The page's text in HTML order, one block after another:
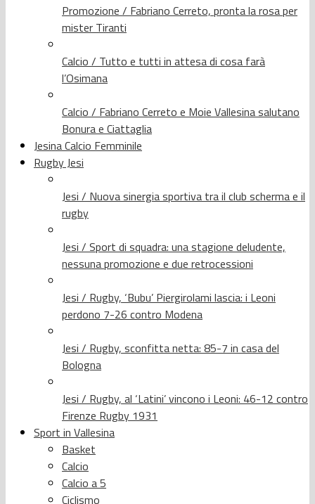
Promozione / Fabriano Cerreto, pronta la rosa per
mister Tiranti
Calcio / Tutto e tutti in attesa di cosa farà
l’Osimana
Calcio / Fabriano Cerreto e Moie Vallesina salutano
Bonura e Ciattaglia
Jesina Calcio Femminile
Rugby Jesi
Jesi / Nuova sinergia sportiva tra il club scherma e il
rugby
Jesi / Sport di squadra: una stagione deludente,
nessuna promozione e due retrocessioni
Jesi / Rugby, ‘Bubu’ Piergirolami lascia: i Leoni
perdono 7-26 contro Modena
Jesi / Rugby, sconfitta netta: 85-7 in casa del
Bologna
Jesi / Rugby, al ‘Latini’ vincono i Leoni: 46-12 contro
Firenze Rugby 1931
Sport in Vallesina
Basket
Calcio
Calcio a 5
Ciclismo